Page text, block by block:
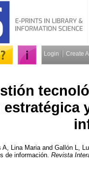
Login Create
A, Lina Maria and Gallón L,
de información. Revista